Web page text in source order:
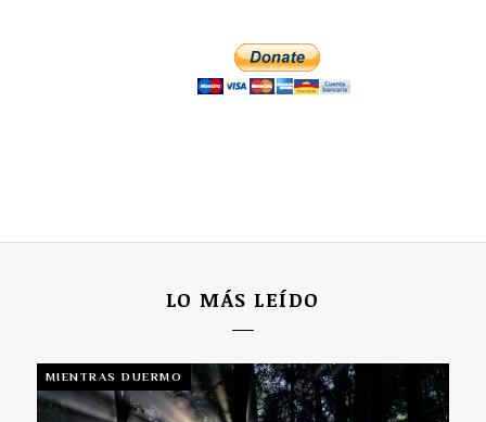
LO MÁS LEÍDO
MIENTRAS DUERMO